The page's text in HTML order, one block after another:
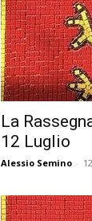
La
12 Luglio
Alessio Semino -